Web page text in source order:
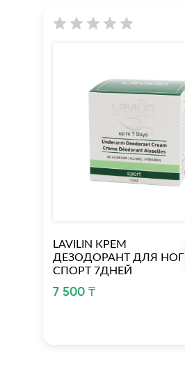
LAVILIN КРЕМ
ДЕЗОДОРАНТ ДЛЯ НОГ
СПОРТ 7ДНЕЙ
7 500 ₸